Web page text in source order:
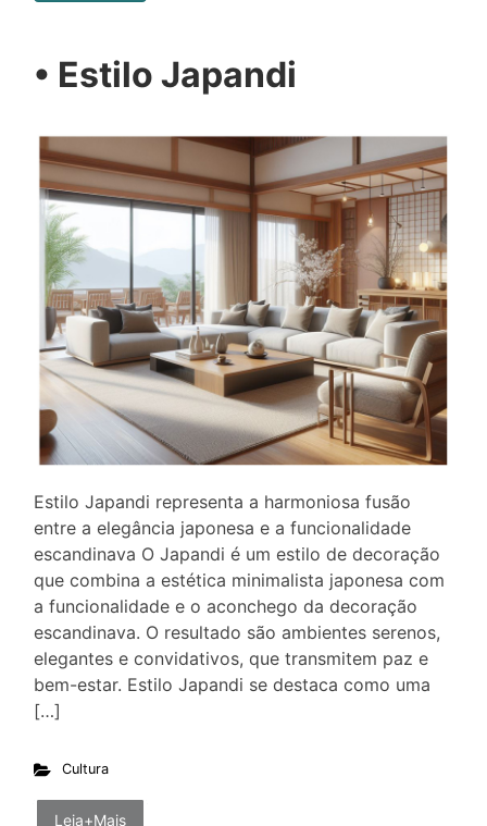
• Estilo Japandi
Estilo Japandi representa a harmoniosa fusão
entre a elegância japonesa e a funcionalidade
escandinava O Japandi é um estilo de decoração
que combina a estética minimalista japonesa com
a funcionalidade e o aconchego da decoração
escandinava. O resultado são ambientes serenos,
elegantes e convidativos, que transmitem paz e
bem-estar. Estilo Japandi se destaca como uma
[…]
Cultura
Leia+Mais